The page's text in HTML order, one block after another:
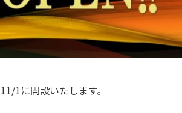
11/1に開設いたします。